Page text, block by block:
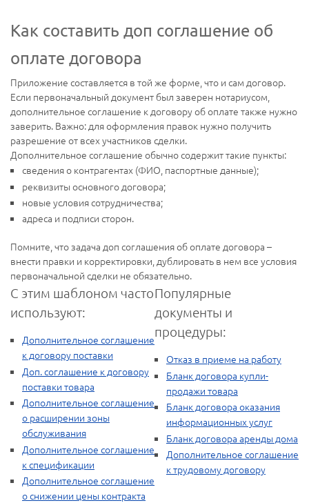
Как составить доп соглашение об
оплате договора
Приложение составляется в той же форме, что и сам договор.
Если первоначальный документ был заверен нотариусом,
дополнительное соглашение к договору об оплате также нужно
заверить. Важно: для оформления правок нужно получить
разрешение от всех участников сделки.
Дополнительное соглашение обычно содержит такие пункты:
сведения о контрагентах (ФИО, паспортные данные);
реквизиты основного договора;
новые условия сотрудничества;
адреса и подписи сторон.
Помните, что задача доп соглашения об оплате договора –
внести правки и корректировки, дублировать в нем все условия
первоначальной сделки не обязательно.
С этим шаблоном часто
используют:
Дополнительное соглашение
к договору поставки
Доп. соглашение к договору
поставки товара
Дополнительное соглашение
о расширении зоны
обслуживания
Дополнительное соглашение
к спецификации
Дополнительное соглашение
о снижении цены контракта
Популярные
документы и
процедуры:
Отказ в приеме на работу
Бланк договора купли-
продажи товара
Бланк договора оказания
информационных услуг
Бланк договора аренды дома
Дополнительное соглашение
к трудовому договору